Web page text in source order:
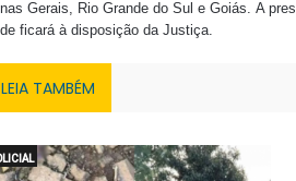
Gerais, Rio Grande do Sul e Goiás. A
ficará à disposição da Justiça.
LEIA TAMBÉM